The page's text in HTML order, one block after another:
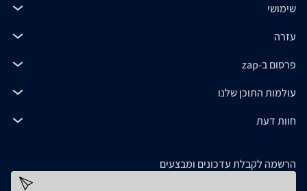
שימושי
עזרה
פרסום ב-zap
עולמות התוכן שלנו
חוות דעת
הרשמה לקבלת עדכונים ומבצעים